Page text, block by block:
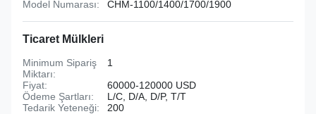
Model Numarası:
CHM-1100/1400/1700/1900
Ticaret Mülkleri
Minimum Sipariş
Miktarı:
1
Fiyat:
60000-120000 USD
Ödeme Şartları:
L/C, D/A, D/P, T/T
Tedarik Yeteneği:
200